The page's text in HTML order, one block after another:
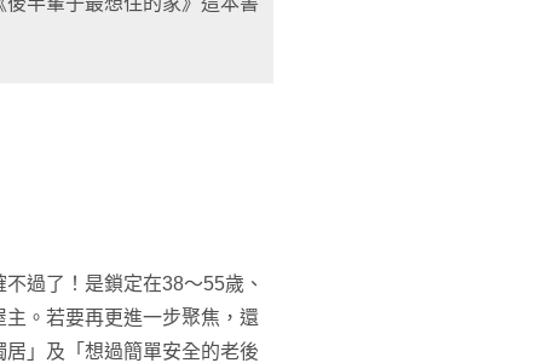
過了！是鎖定在38～55歲、
。若要再更進一步聚焦，還
」及「想過簡單安全的老後